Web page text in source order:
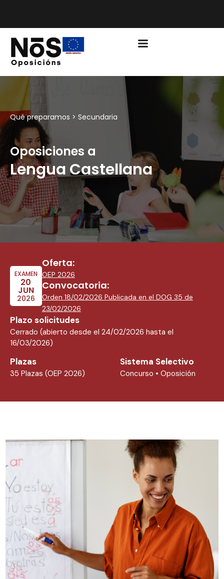
Qué preparamos > Secundaria
Oposiciones a
Lengua Castellana
EXAMEN
20
JUN
2026
Oferta:
OEP 2026
Convocatoria:
Orden 18/02/2026 Publicada en el DOG 35 de
23/02/2026
Plazo solicitudes
Cerrado (abierto desde el 24/02/2026 hasta el
16/03/2026)
Sistema Selectivo
Concurso • Oposición
Plazas
35 Plazas (OEP 2026)